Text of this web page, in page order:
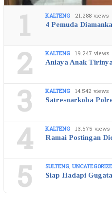
1 KALTENG 21.288 views
4 Pemuda
2 KALTENG 19.247 views
Aniaya Anak
3 KALTENG 14.542 views
Satresnarkoba
4 KALTENG 13.575 views
Ramai Postingan
5 SULTENG,
Siap Hadapi